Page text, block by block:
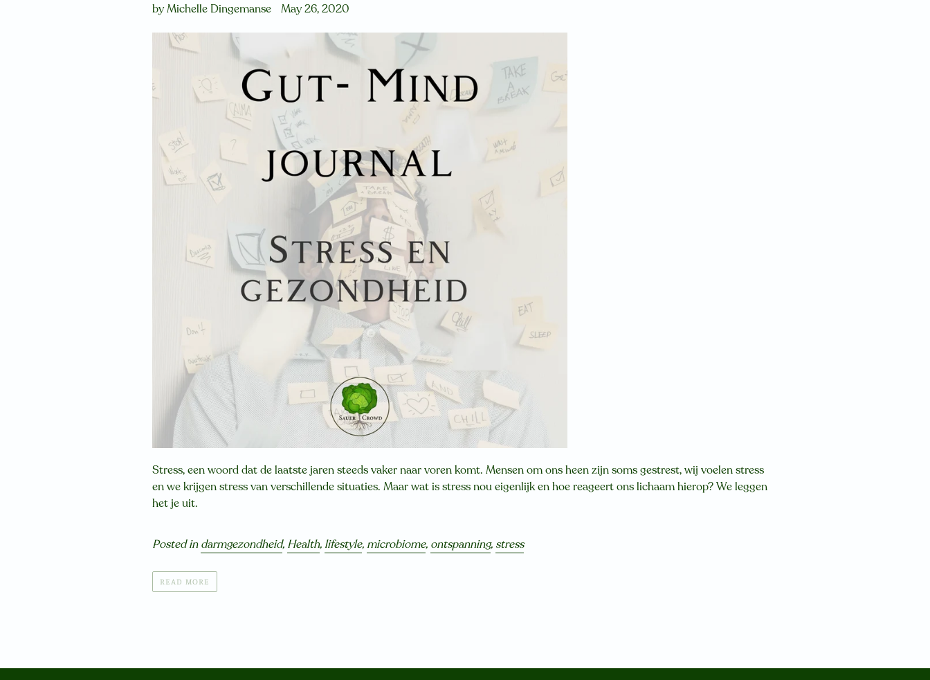
by Michelle Dingemanse May 26, 2020
Stress, een woord dat de laatste jaren steeds vaker naar voren komt. Mensen om ons heen zijn soms gestrest, wij voelen stress
en we krijgen stress van verschillende situaties. Maar wat is stress nou eigenlijk en hoe reageert ons lichaam hierop? We leggen
het je uit.
Posted indarmgezondheid, Health,lifestyle, microbiome, ontspanning, stress
READ MORE